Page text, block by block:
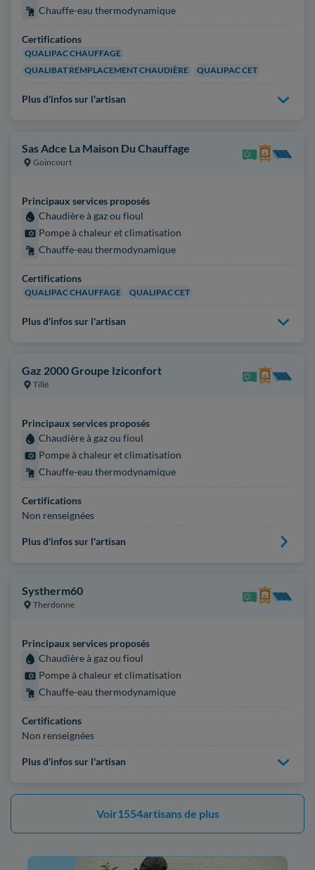
Chauffe-eau thermodynamique
Certifications
QUALIPAC CHAUFFAGE
QUALIBAT REMPLACEMENT CHAUDIÈRE
QUALIPAC CET
Plus d'infos sur l'artisan
Sas Adce La Maison Du Chauffage
Goincourt
Principaux services proposés
Chaudière à gaz ou fioul
Pompe à chaleur et climatisation
Chauffe-eau thermodynamique
Certifications
QUALIPAC CHAUFFAGE QUALIPAC CET
Plus d'infos sur l'artisan
Gaz 2000 Groupe Iziconfort
Tillé
Principaux services proposés
Chaudière à gaz ou fioul
Pompe à chaleur et climatisation
Chauffe-eau thermodynamique
Certifications
Non renseignées
Plus d'infos sur l'artisan
Systherm60
Therdonne
Principaux services proposés
Chaudière à gaz ou fioul
Pompe à chaleur et climatisation
Chauffe-eau thermodynamique
Certifications
Non renseignées
Plus d'infos sur l'artisan
Voir1554artisans de plus